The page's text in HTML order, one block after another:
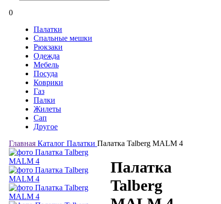
0
Палатки
Спальные мешки
Рюкзаки
Одежда
Мебель
Посуда
Коврики
Газ
Палки
Жилеты
Сап
Другое
Главная Каталог Палатки Палатка Talberg MALM 4
Палатка
Talberg